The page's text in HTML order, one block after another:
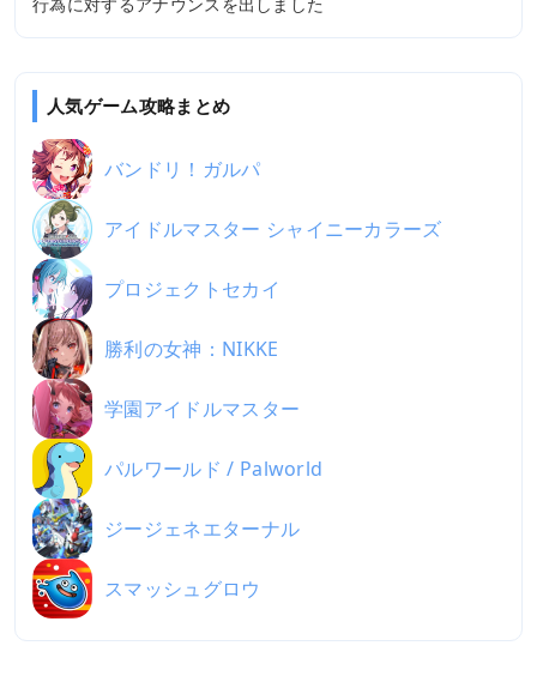
行為に対するアナウンスを出しました
人気ゲーム攻略まとめ
バンドリ！ガルパ
アイドルマスター シャイニーカラーズ
プロジェクトセカイ
勝利の女神：NIKKE
学園アイドルマスター
パルワールド / Palworld
ジージェネエターナル
スマッシュグロウ